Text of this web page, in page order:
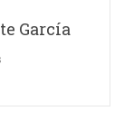
García